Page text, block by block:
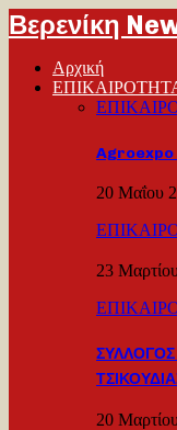
Βερενίκη
Αρχική
Agroexpo
20 Μαΐου
23
ΣΥΛΛΟΓΟΣ
20